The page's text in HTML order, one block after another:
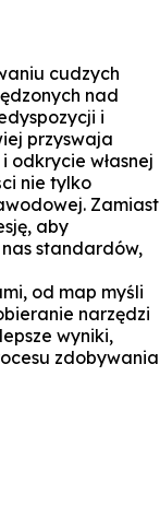
cudzych
nad
i
przyswaja
odkrycie własnej
nie tylko
Zamiast
aby
standardów,
od map myśli
narzędzi
wyniki,
zdobywania